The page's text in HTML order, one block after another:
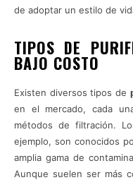
de adoptar un estilo de
TIPOS DE
BAJO COSTO
Existen diversos tipos de
en el mercado, cada
métodos de filtración.
ejemplo, son conocidos
amplia gama de
Aunque suelen ser más